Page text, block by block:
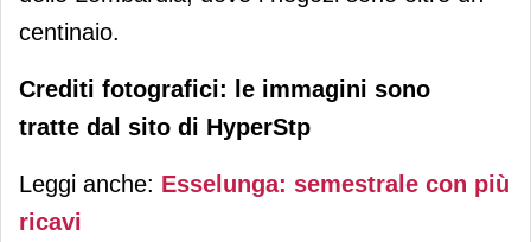
centinaio.
Crediti fotografici: le immagini sono
tratte dal sito di HyperStp
Leggi anche: Esselunga: semestrale con più
ricavi